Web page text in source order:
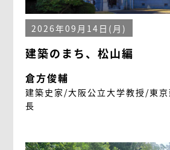
2026年09月14日(月)
建築のまち、松山編
倉方俊輔
建築史家/大阪公立大学教授/東京
長